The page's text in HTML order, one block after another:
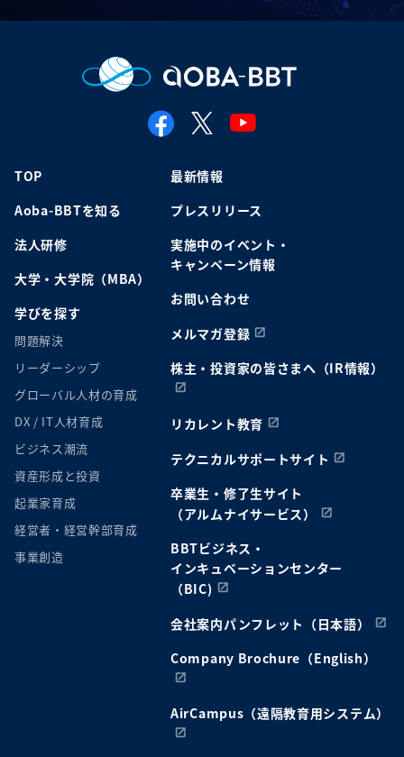
TOP
Aoba-BBTを知る
法人研修
大学・大学院（MBA）
学びを探す
問題解決
リーダーシップ
グローバル人材の育成
DX / IT人材育成
ビジネス潮流
資産形成と投資
起業家育成
経営者・経営幹部育成
事業創造
最新情報
プレスリリース
実施中のイベント・
キャンペーン情報
お問い合わせ
メルマガ登録
株主・投資家の皆さまへ（IR情報）
リカレント教育
テクニカルサポートサイト
卒業生・修了生サイト
（アルムナイサービス）
BBTビジネス・
インキュベーションセンター
（BIC)
会社案内パンフレット（日本語）
Company Brochure（English）
AirCampus（遠隔教育用システム）